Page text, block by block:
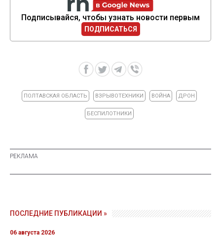
Подписывайся, чтобы узнать новости первым
ПОДПИСАТЬСЯ
ПОЛТАВСКАЯ ОБЛАСТЬ ВЗРЫВОТЕХНИКИ ВОЙНА ДРОН
БЕСПИЛОТНИКИ
ПОСЛЕДНИЕ ПУБЛИКАЦИИ »
06 августа 2026